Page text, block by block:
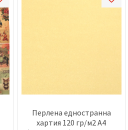
Перлена едностранна
хартия 120 гр/м2 А4